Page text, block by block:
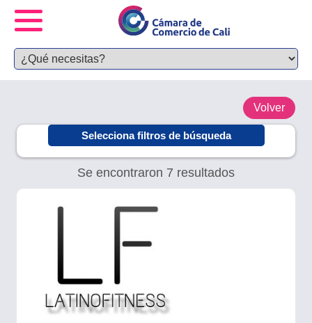
Volver
Selecciona filtros de búsqueda
Se encontraron 7 resultados